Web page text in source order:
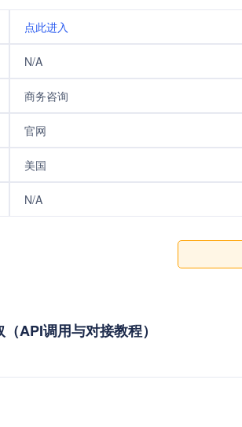
点此进入
N/A
商务咨询
官网
美国
N/A
API调用与对接教程）